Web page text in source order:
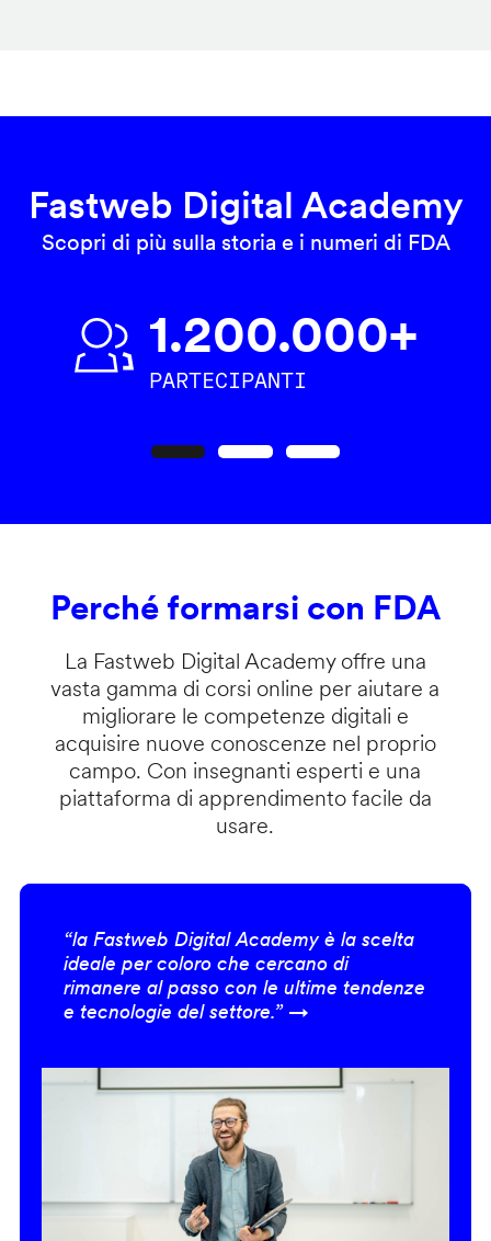
Fastweb Digital Academy
Scopri di più sulla storia e i numeri di FDA
1.200.000+
PARTECIPANTI
Perché formarsi con FDA
La Fastweb Digital Academy offre una
vasta gamma di corsi online per aiutare a
migliorare le competenze digitali e
acquisire nuove conoscenze nel proprio
campo. Con insegnanti esperti e una
piattaforma di apprendimento facile da
usare.
“la Fastweb Digital Academy è la scelta
ideale per coloro che cercano di
rimanere al passo con le ultime tendenze
e tecnologie del settore.” →